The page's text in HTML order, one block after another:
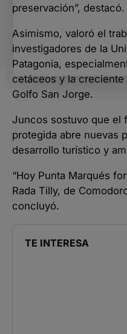
preservación”, destacó.
Asimismo, valoró el
investigadores de la
Patagonia,
cetáceos y la
Golfo San Jorge.
Juncos sostuvo que el
protegida abre nuevas
desarrollo turístico y
“Hoy Punta Marqués
Rada Tilly, de
concluyó.
TE INTERESA